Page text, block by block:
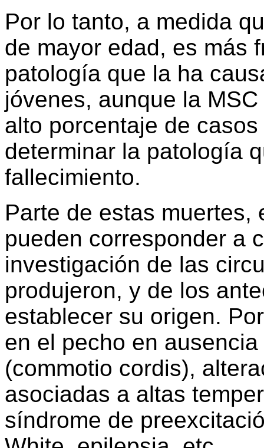
Por lo tanto, a medida
de mayor edad, es más
patología que la ha
jóvenes, aunque la
alto porcentaje de
determinar la patología
fallecimiento.
Parte de estas
pueden corresponder a
investigación de las
produjeron, y de los
establecer su origen.
en el pecho en
(commotio cordis),
asociadas a altas
síndrome de